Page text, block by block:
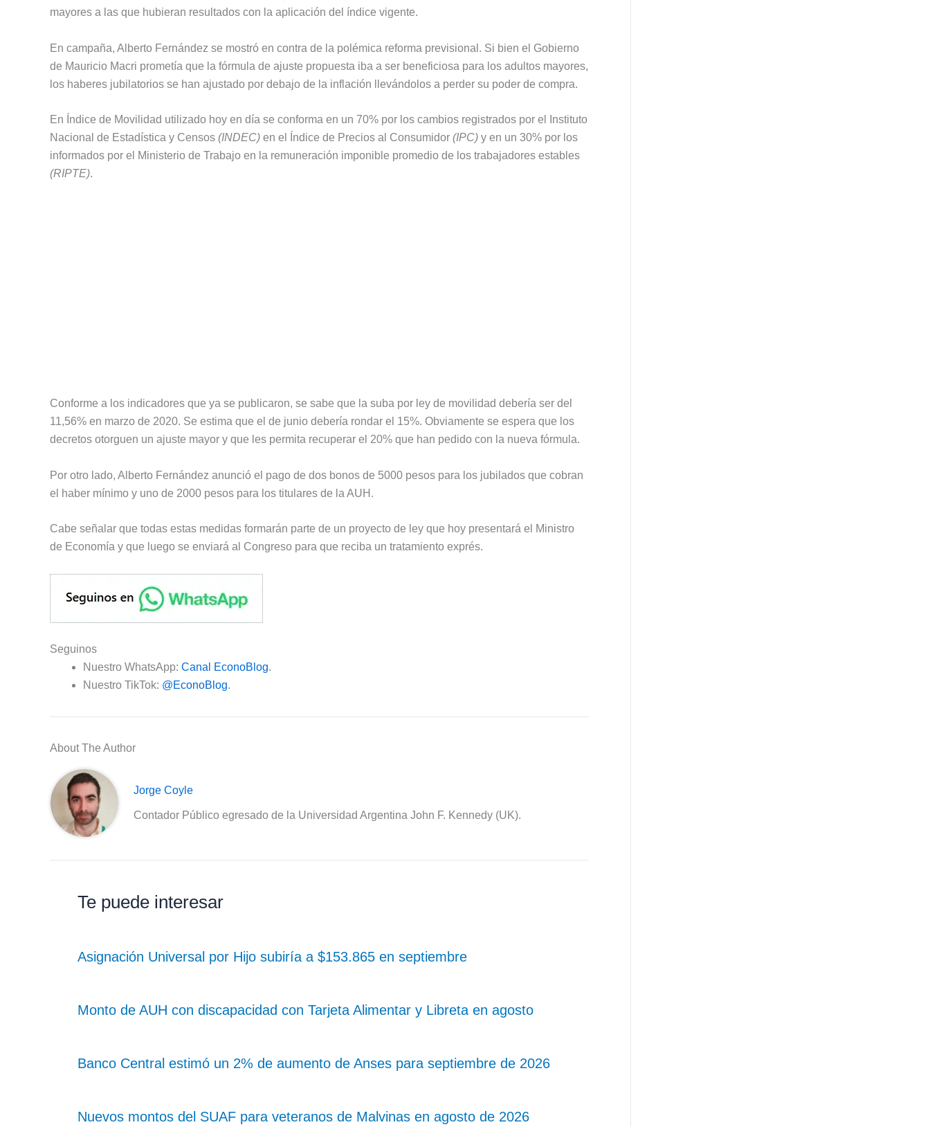
mayores a las que hubieran resultados con la aplicación del índice vigente.
En campaña, Alberto Fernández se mostró en contra de la polémica reforma previsional. Si bien el Gobierno
de Mauricio Macri prometía que la fórmula de ajuste propuesta iba a ser beneficiosa para los adultos mayores,
los haberes jubilatorios se han ajustado por debajo de la inflación llevándolos a perder su poder de compra.
En Índice de Movilidad utilizado hoy en día se conforma en un 70% por los cambios registrados por el Instituto
Nacional de Estadística y Censos (INDEC) en el Índice de Precios al Consumidor (IPC) y en un 30% por los
informados por el Ministerio de Trabajo en la remuneración imponible promedio de los trabajadores estables
(RIPTE).
Conforme a los indicadores que ya se publicaron, se sabe que la suba por ley de movilidad debería ser del
11,56% en marzo de 2020. Se estima que el de junio debería rondar el 15%. Obviamente se espera que los
decretos otorguen un ajuste mayor y que les permita recuperar el 20% que han pedido con la nueva fórmula.
Por otro lado, Alberto Fernández anunció el pago de dos bonos de 5000 pesos para los jubilados que cobran
el haber mínimo y uno de 2000 pesos para los titulares de la AUH.
Cabe señalar que todas estas medidas formarán parte de un proyecto de ley que hoy presentará el Ministro
de Economía y que luego se enviará al Congreso para que reciba un tratamiento exprés.
Seguinos
Nuestro WhatsApp: Canal EconoBlog.
Nuestro TikTok: @EconoBlog.
About The Author
Jorge Coyle
Contador Público egresado de la Universidad Argentina John F. Kennedy (UK).
Te puede interesar
Asignación Universal por Hijo subiría a $153.865 en septiembre
Monto de AUH con discapacidad con Tarjeta Alimentar y Libreta en agosto
Banco Central estimó un 2% de aumento de Anses para septiembre de 2026
Nuevos montos del SUAF para veteranos de Malvinas en agosto de 2026